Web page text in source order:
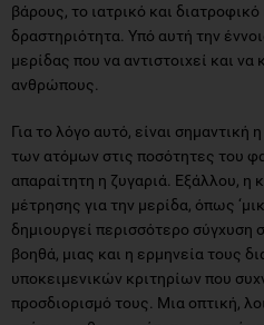
βάρους, το ιατρικό και
δραστηριότητα. Υπό αυτή την
μερίδας που να αντιστοιχεί και
ανθρώπους.
Για το λόγο αυτό, είναι
των ατόμων στις ποσότητες του
απαραίτητη η ζυγαριά. Εξάλλου, η
μέτρησης για την μερίδα, όπως
δημιουργεί περισσότερο
βοηθά, μιας και η ερμηνεία τους
υποκειμενικών κριτηρίων που
προσδιορισμό τους. Μια οπτική,